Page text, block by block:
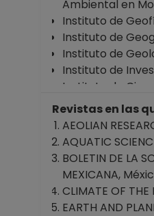
Ambiental en
Instituto de
Instituto de
Instituto de
Instituto de
Instituto de
Instituto de
Cambio
Facultad de
Facultad de
Escuela
Facultad de
Facultad de
Revistas en las
AEOLIAN
AQUATIC
BOLETIN DE LA
MEXICANA,
CLIMATE OF
EARTH AND